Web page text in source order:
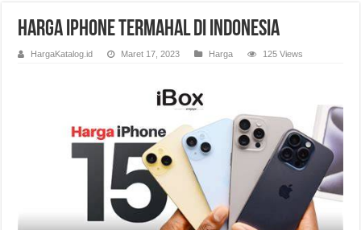
Harga iPhone Termahal di Indonesia
HargaKatalog.id Maret 17, 2023 Harga 125 Views